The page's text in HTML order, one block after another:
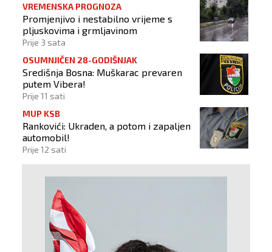
VREMENSKA PROGNOZA
Promjenjivo i nestabilno vrijeme s
pljuskovima i grmljavinom
Prije 3 sata
OSUMNJIČEN 28-GODIŠNJAK
Središnja Bosna: Muškarac prevaren
putem Vibera!
Prije 11 sati
MUP KSB
Rankovići: Ukraden, a potom i zapaljen
automobil!
Prije 12 sati